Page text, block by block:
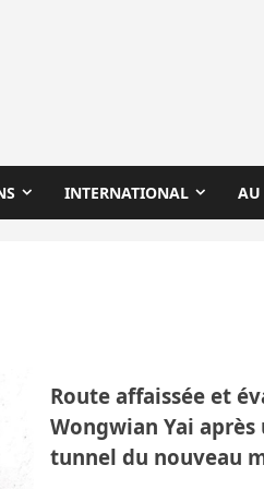
INTERNATIONAL AU
Route affaissée et
Wongwian Yai
tunnel du nouveau